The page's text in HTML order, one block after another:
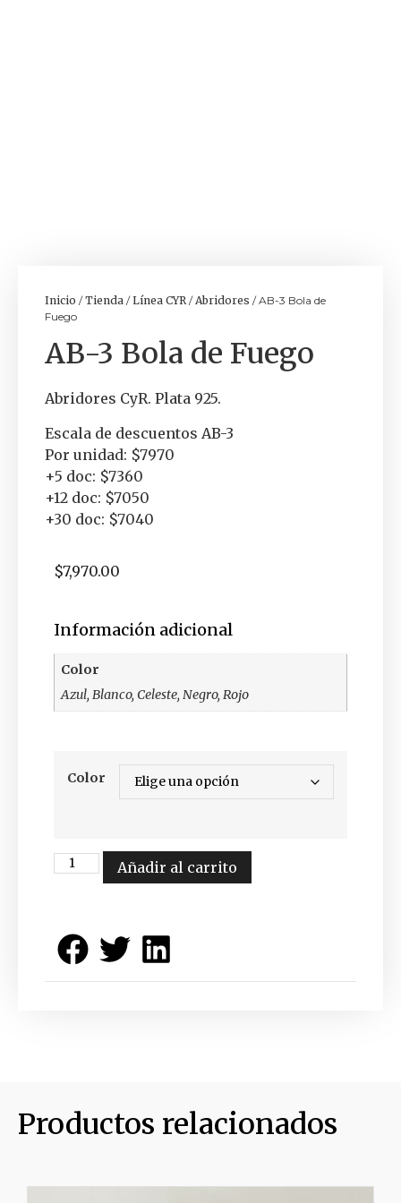
Inicio /Tienda /Línea CYR /Abridores / AB-3 Bola de
Fuego
AB-3 Bola de Fuego
Abridores CyR. Plata 925.
Escala de descuentos AB-3
Por unidad: $7970
+5 doc: $7360
+12 doc: $7050
+30 doc: $7040
$7,970.00
Información adicional
Color
Azul, Blanco, Celeste, Negro, Rojo
Color
Añadir al carrito
Productos relacionados